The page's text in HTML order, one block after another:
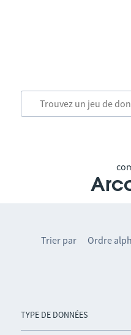
TYPE DE DONNÉES
Trier par Ordre